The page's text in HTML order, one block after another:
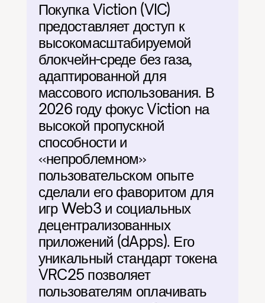
Покупка Viction (VIC)
предоставляет доступ к
высокомасштабируемой
блокчейн-среде без газа,
адаптированной для
массового использования. В
2026 году фокус Viction на
высокой пропускной
способности и
«непроблемном»
пользовательском опыте
сделали его фаворитом для
игр Web3 и социальных
децентрализованных
приложений (dApps). Его
уникальный стандарт токена
VRC25 позволяет
пользователям оплачивать